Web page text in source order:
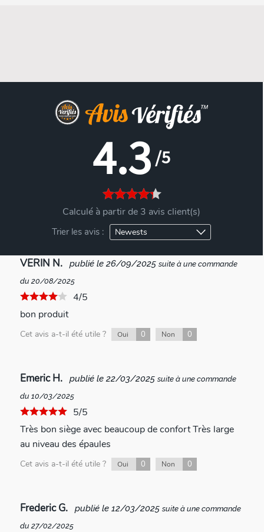
4.3 /5
Calculé à partir de 3 avis client(s)
Trier les avis :
VERIN N. publié le 26/09/2025 suite à une commande
du 20/08/2025
4/5
bon produit
Cet avis a-t-il été utile ? Oui 0 Non 0
Emeric H. publié le 22/03/2025 suite à une commande
du 10/03/2025
5/5
Très bon siège avec beaucoup de confort Très large
au niveau des épaules
Cet avis a-t-il été utile ? Oui 0 Non 0
Frederic G. publié le 12/03/2025 suite à une commande
du 27/02/2025